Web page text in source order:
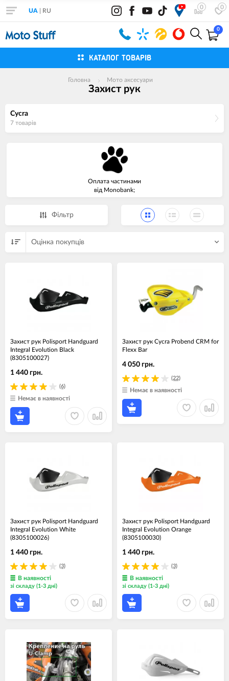
0 0
UA RU
0
КАТАЛОГ ТОВАРІВ
Головна Мото аксесуари
Захист рук
Cycra
7 товарiв
Оплата частинами
від Monobank;
Фiльтр
Оцінка покупців
Захист рук Polisport Handguard
Integral Evolution Black
(8305100027)
(6)
1 440 грн.
Немає в наявності
Захист рук Cycra Probend CRM for
Flexx Bar
(22)
4 050 грн.
Немає в наявності
Захист рук Polisport Handguard
Integral Evolution White
(8305100026)
(3)
1 440 грн.
В наявності
зі складу (1-3 дні)
Захист рук Polisport Handguard
Integral Evolution Orange
(8305100030)
(3)
1 440 грн.
В наявності
зі складу (1-3 дні)